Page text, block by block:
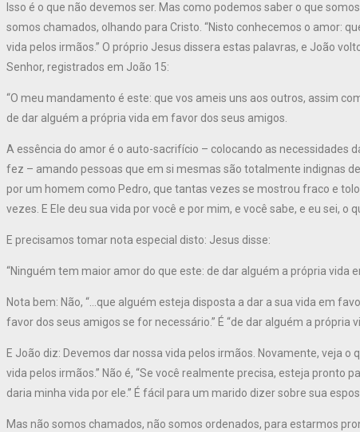
Isso é o que não devemos ser. Mas como podemos saber o que
somos chamados, olhando para Cristo. “Nisto conhecemos o amor:
vida pelos irmãos.” O próprio Jesus dissera estas palavras, e João
Senhor, registrados em João 15:
“O meu mandamento é este: que vos ameis uns aos outros, assim
de dar alguém a própria vida em favor dos seus amigos.
A essência do amor é o auto-sacrifício – colocando as necessidades
fez – amando pessoas que em si mesmas são totalmente indignas
por um homem como Pedro, que tantas vezes se mostrou fraco e
vezes. E Ele deu sua vida por você e por mim, e você sabe, e eu sei, o
E precisamos tomar nota especial disto: Jesus disse:
“Ninguém tem maior amor do que este: de dar alguém a própria vida
Nota bem: Não, “…que alguém esteja disposta a dar a sua vida em
favor dos seus amigos se for necessário.” É “de dar alguém a própria
E João diz: Devemos dar nossa vida pelos irmãos. Novamente, veja o
vida pelos irmãos.” Não é, “Se você realmente precisa, esteja pronto
daria minha vida por ele.” É fácil para um marido dizer sobre sua
Mas não somos chamados, não somos ordenados, para estarmos